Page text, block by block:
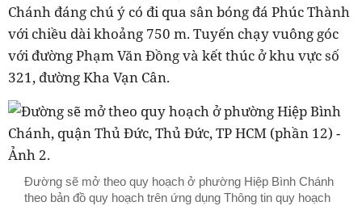
Chánh đáng chú ý có đi qua sân bóng đá Phúc Thành
với chiều dài khoảng 750 m. Tuyến chạy vuông góc
với đường Phạm Văn Đồng và kết thúc ở khu vực số
321, đường Kha Vạn Cân.
Đường sẽ mở theo quy hoạch ở phường Hiệp Bình Chánh
theo bản đồ quy hoạch trên ứng dụng Thông tin quy hoạch